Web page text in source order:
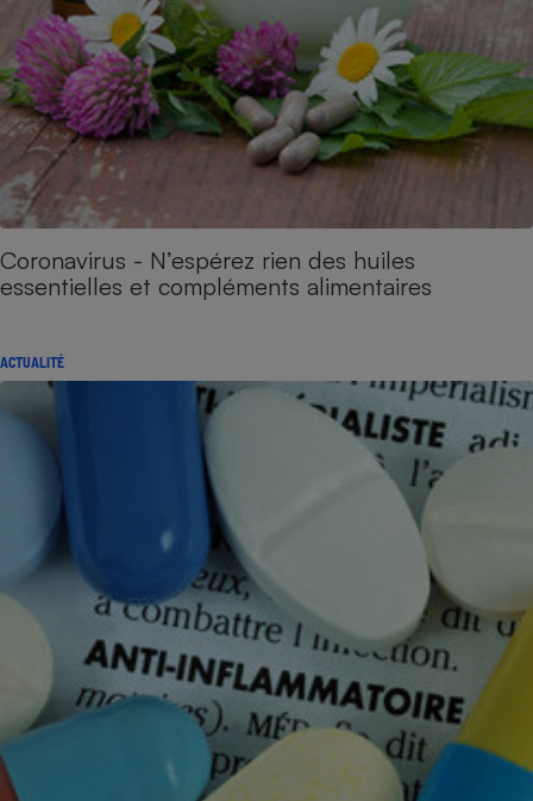
Coronavirus - N’espérez rien des huiles
essentielles et compléments alimentaires
ACTUALITÉ